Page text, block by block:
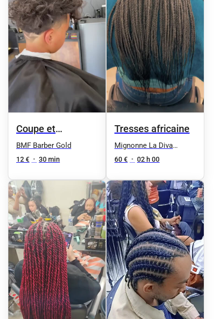
Coupe et
shampoing
(Enfant)
BMF Barber Gold
12 € • 30 min
Tresses africaine
Mignonne La Diva
Coiffure
60 € • 02 h 00